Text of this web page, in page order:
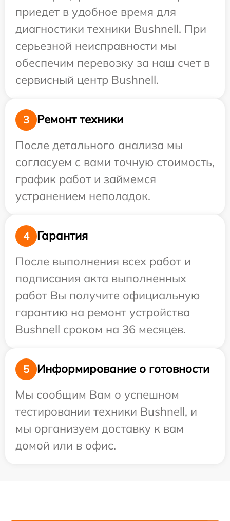
приедет в удобное время для
диагностики техники Bushnell. При
серьезной неисправности мы
обеспечим перевозку за наш счет в
сервисный центр Bushnell.
3
Ремонт техники
После детального анализа мы
согласуем с вами точную стоимость,
график работ и займемся
устранением неполадок.
4
Гарантия
После выполнения всех работ и
подписания акта выполненных
работ Вы получите официальную
гарантию на ремонт устройства
Bushnell сроком на 36 месяцев.
5
Информирование о готовности
Мы сообщим Вам о успешном
тестировании техники Bushnell, и
мы организуем доставку к вам
домой или в офис.